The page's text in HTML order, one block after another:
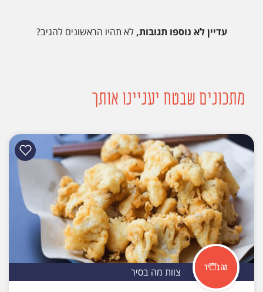
עדיין לא נוספו תגובות,לא תהיו הראשונים להגיב?
מתכונים שבטח יעניינו אותך
צוות מה בסיר